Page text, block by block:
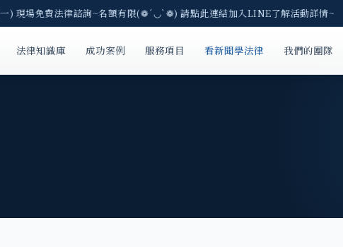
免費法律諮詢~名額有限(❁´◡`❁) 請點此連結加入LINE了解活動詳情~
法律知識庫 成功案例 服務項目 看新聞學法律 我們的團隊